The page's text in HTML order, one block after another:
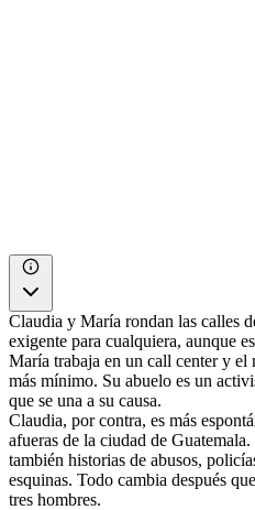
Claudia y María rondan las calles
exigente para cualquiera, aunque
María trabaja en un call center y el
más mínimo. Su abuelo es un
que se una a su causa.
Claudia, por contra, es más
afueras de la ciudad de
también historias de abusos,
esquinas. Todo cambia después
tres hombres.